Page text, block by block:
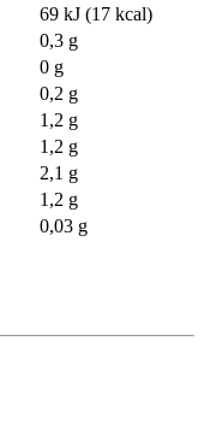
69 kJ (17 kcal)
0,3 g
0 g
0,2 g
1,2 g
1,2 g
2,1 g
1,2 g
0,03 g